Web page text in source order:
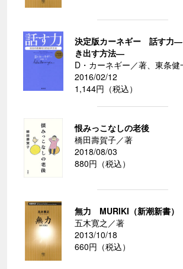
決定版カーネギー 話す力―
き出す方法―
D・カーネギー／著、東条健
2016/02/12
1,144円（税込）
恨みっこなしの老後
橋田壽賀子／著
2018/08/03
880円（税込）
無力 MURIKI（新潮新書）
五木寛之／著
2013/10/18
660円（税込）